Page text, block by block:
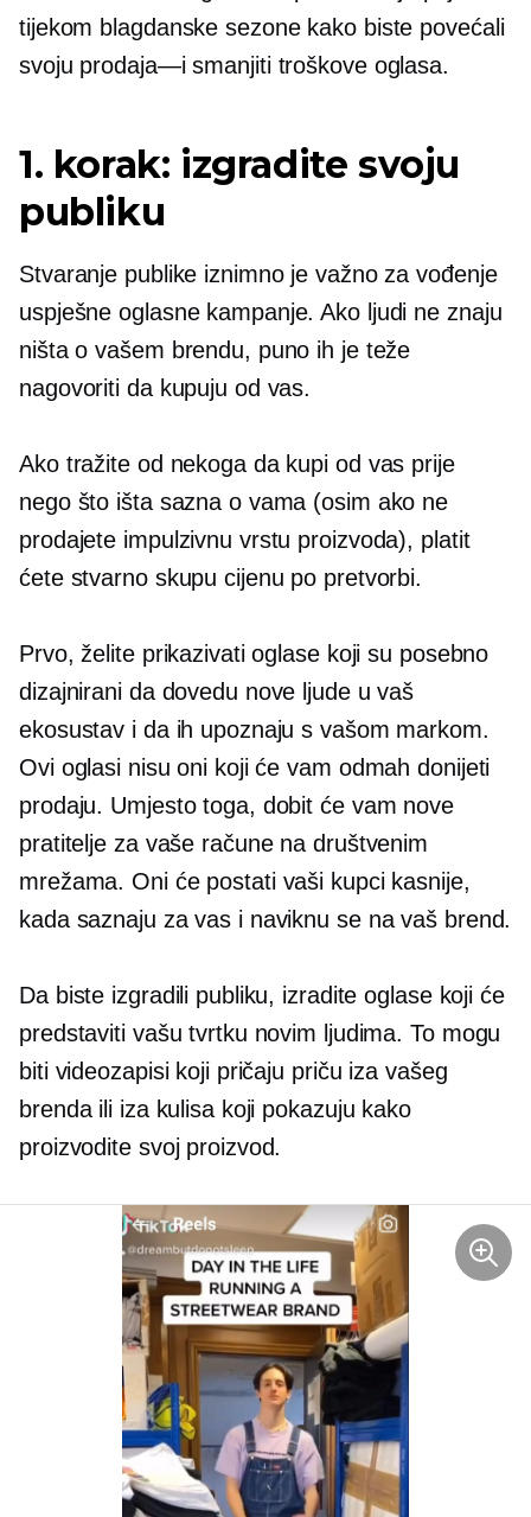
tijekom blagdanske sezone kako biste povećali
svoju prodaja—ismanjiti troškove oglasa.
1. korak: izgradite svoju
publiku
Stvaranje publike iznimno je važno za vođenje
uspješne oglasne kampanje. Ako ljudi ne znaju
ništa o vašem brendu, puno ih je teže
nagovoriti da kupuju od vas.
Ako tražite od nekoga da kupi od vas prije
nego što išta sazna o vama (osim ako ne
prodajete impulzivnu vrstu proizvoda), platit
ćete stvarno skupu cijenu po pretvorbi.
Prvo, želite prikazivati ​​oglase koji su posebno
dizajnirani da dovedu nove ljude u vaš
ekosustav i da ih upoznaju s vašom markom.
Ovi oglasi nisu oni koji će vam odmah donijeti
prodaju. Umjesto toga, dobit će vam nove
pratitelje za vaše račune na društvenim
mrežama. Oni će postati vaši kupci kasnije,
kada saznaju za vas i naviknu se na vaš brend.
Da biste izgradili publiku, izradite oglase koji će
predstaviti vašu tvrtku novim ljudima. To mogu
biti videozapisi koji pričaju priču iza vašeg
brenda ili iza kulisa koji pokazuju kako
proizvodite svoj proizvod.